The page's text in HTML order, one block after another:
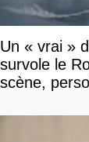
Un « vrai »
survole le
scène,